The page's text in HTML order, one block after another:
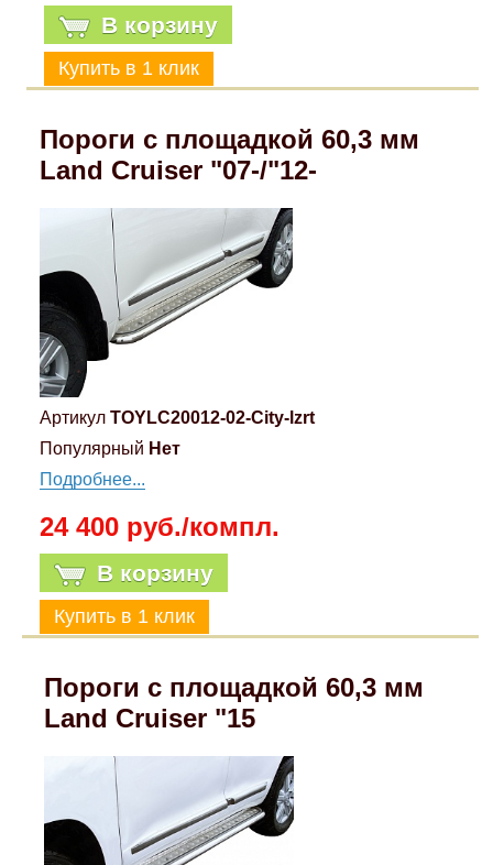
В корзину
Пороги с площадкой 60,3 мм
Land Cruiser "07-/"12-
Артикул TOYLC20012-02-City-lzrt
Популярный Нет
Подробнее...
24 400 руб./компл.
В корзину
Пороги с площадкой 60,3 мм
Land Cruiser "15